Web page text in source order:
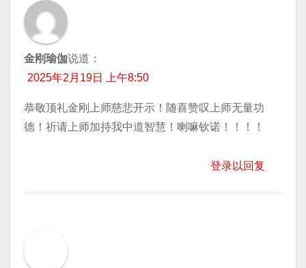
金刚瑜伽说道：
2025年2月19日 上午8:50
恭敬顶礼金刚上师慈悲开示！随喜赞叹上师无量功
德！祈请上师加持我中道智慧！喇嘛钦诺！！！！
登录以回复